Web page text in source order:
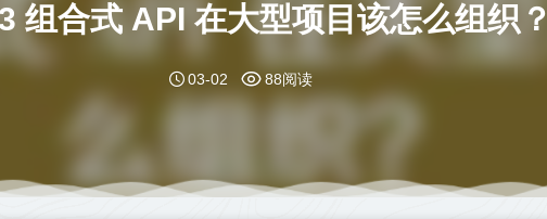
组合式 API 在大型项目该怎么组织？
03-02 88阅读